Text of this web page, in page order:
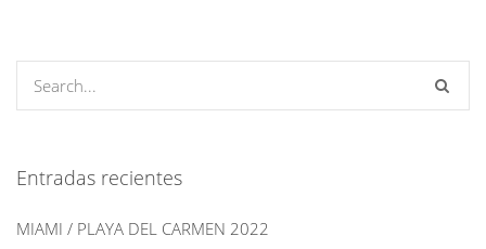
Entradas recientes
MIAMI / PLAYA DEL CARMEN 2022